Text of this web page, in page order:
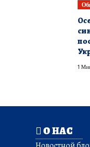
1
О НАС